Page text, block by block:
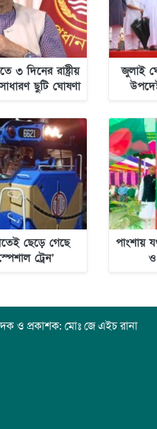
৩ দিনের রাষ্ট্রীয়
ছুটি ঘোষণা
জুলাই
ছেড়ে গেছে
ট্রেন’
পাংশায়
ও প্রকাশক: মোঃ জে এইচ রানা